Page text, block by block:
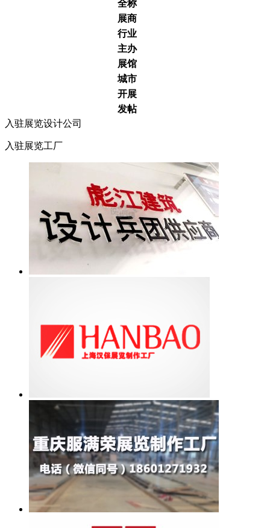
全称
展商
行业
主办
展馆
城市
开展
发帖
入驻展览设计公司
入驻展览工厂